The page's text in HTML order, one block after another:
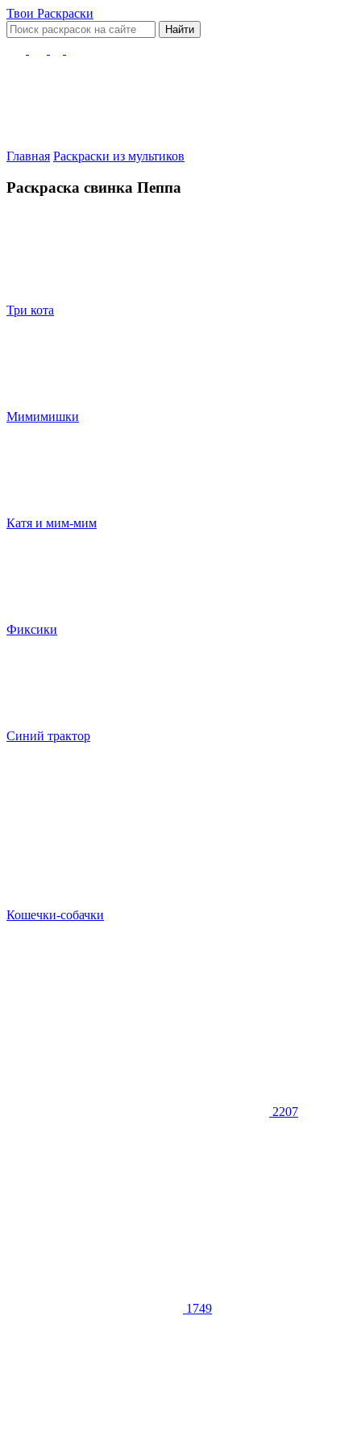
Твои Раскраски
Найти
Главная Раскраски из мультиков
Раскраска свинка Пеппа
Три кота
Мимимишки
Катя и мим-мим
Фиксики
Синий трактор
Кошечки-собачки
2207
1749